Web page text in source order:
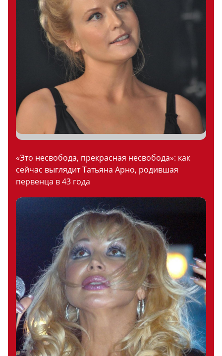
«Это несвобода, прекрасная несвобода»: как
сейчас выглядит Татьяна Арно, родившая
первенца в 43 года